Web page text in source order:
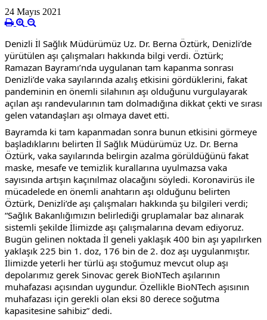
24 Mayıs 2021
Denizli İl Sağlık Müdürümüz Uz. Dr. Berna Öztürk, Denizli’de
yürütülen aşı çalışmaları hakkında bilgi verdi. Öztürk;
Ramazan Bayramı’nda uygulanan tam kapanma sonrası
Denizli’de vaka sayılarında azalış etkisini gördüklerini, fakat
pandeminin en önemli silahının aşı olduğunu vurgulayarak
açılan aşı randevularının tam dolmadığına dikkat çekti ve sırası
gelen vatandaşları aşı olmaya davet etti.
Bayramda ki tam kapanmadan sonra bunun etkisini görmeye
başladıklarını belirten İl Sağlık Müdürümüz Uz. Dr. Berna
Öztürk, vaka sayılarında belirgin azalma görüldüğünü fakat
maske, mesafe ve temizlik kurallarına uyulmazsa vaka
sayısında artışın kaçınılmaz olacağını söyledi. Koronavirüs ile
mücadelede en önemli anahtarın aşı olduğunu belirten
Öztürk, Denizli’de aşı çalışmaları hakkında şu bilgileri verdi;
“Sağlık Bakanlığımızın belirlediği gruplamalar baz alınarak
sistemli şekilde İlimizde aşı çalışmalarına devam ediyoruz.
Bugün gelinen noktada İl geneli yaklaşık 400 bin aşı yapılırken
yaklaşık 225 bin 1. doz, 176 bin de 2. doz aşı uygulanmıştır.
İlimizde yeterli her türlü aşı stoğumuz mevcut olup aşı
depolarımız gerek Sinovac gerek BioNTech aşılarının
muhafazası açısından uygundur. Özellikle BioNTech aşısının
muhafazası için gerekli olan eksi 80 derece soğutma
kapasitesine sahibiz” dedi.